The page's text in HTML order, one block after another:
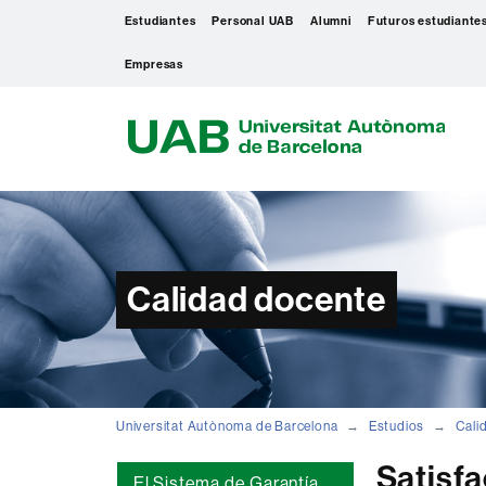
Estudiantes Personal UAB Alumni Futuros estudiantes
Empresas
B
Calidad docente
Universitat Autònoma de Barcelona Estudios